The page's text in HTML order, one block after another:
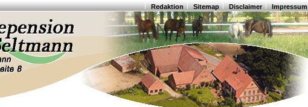
Redaktion Sitemap Disclaimer Impressum